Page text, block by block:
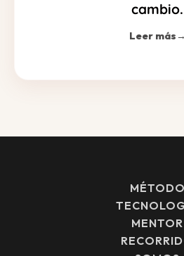
cambio.
Leer más→
MÉTODO
MENTOR